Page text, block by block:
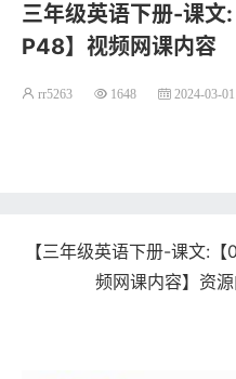
三年级英语下册-课
P48】视频网课内容
rr5263 1648 2024-03-01
【三年级英语下册-课文:
频网课内容】资源